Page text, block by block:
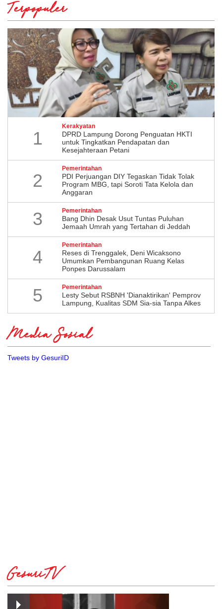
Terpopuler
1
Kerakyatan
DPRD Lampung Dorong Penguatan HKTI
untuk Tingkatkan Pendapatan dan
Kesejahteraan Petani
2
Pemerintahan
PDI Perjuangan DIY Tegaskan Tidak Tolak
Program MBG, tapi Soroti Tata Kelola dan
Anggaran
3 Pemerintahan
Bang Dhin Desak Usut Tuntas Puluhan
Jemaah Umrah yang Tertahan di Jeddah
4
Pemerintahan
​Reses di Trenggalek, Deni Wicaksono
Umumkan Pembangunan Ruang Kelas
Ponpes Darussalam
5 Pemerintahan
Lesty Sebut RSBNH 'Dianaktirikan' Pemprov
Lampung, Kualitas SDM Sia-sia Tanpa Alkes
Media Sosial
Tweets by GesuriID
GesuriTV